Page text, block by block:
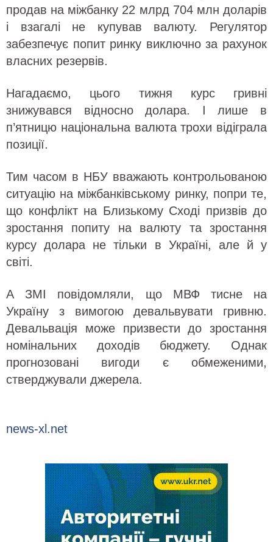
продав на міжбанку 22 млрд 704 млн доларів
і взагалі не купував валюту. Регулятор
забезпечує попит ринку виключно за рахунок
власних резервів.
Нагадаємо, цього тижня курс гривні
знижувався відносно долара. І лише в
п’ятницю національна валюта трохи відіграла
позиції.
Тим часом в НБУ вважають контрольованою
ситуацію на міжбанківському ринку, попри те,
що конфлікт на Близькому Сході призвів до
зростання попиту на валюту та зростання
курсу долара не тільки в Україні, але й у
світі.
А ЗМІ повідомляли, що МВФ тисне на
Україну з вимогою девальвувати гривню.
Девальвація може призвести до зростання
номінальних доходів бюджету. Однак
прогнозовані вигоди є обмеженими,
стверджували джерела.
news-xl.net